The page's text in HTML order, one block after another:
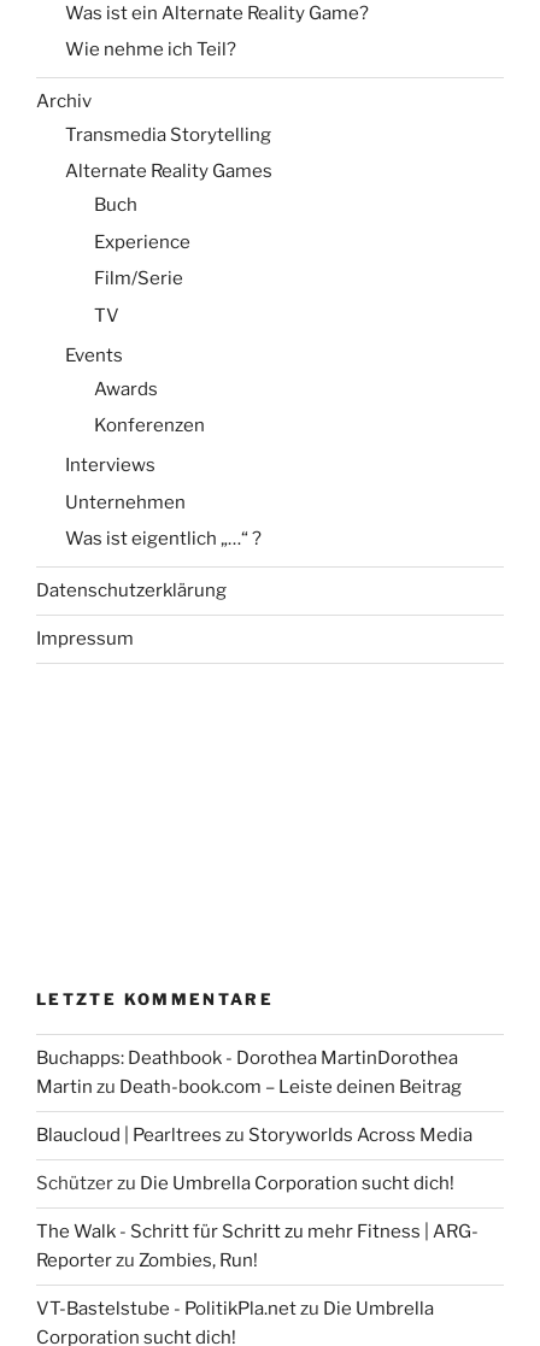
Was ist ein Alternate Reality Game?
Wie nehme ich Teil?
Archiv
Transmedia Storytelling
Alternate Reality Games
Buch
Experience
Film/Serie
TV
Events
Awards
Konferenzen
Interviews
Unternehmen
Was ist eigentlich „…“ ?
Datenschutzerklärung
Impressum
LETZTE KOMMENTARE
Buchapps: Deathbook - Dorothea MartinDorothea
Martin zu Death-book.com – Leiste deinen Beitrag
Blaucloud | Pearltrees zu Storyworlds Across Media
Schützerzu Die Umbrella Corporation sucht dich!
The Walk - Schritt für Schritt zu mehr Fitness | ARG-
Reporterzu Zombies, Run!
VT-Bastelstube - PolitikPla.netzu Die Umbrella
Corporation sucht dich!